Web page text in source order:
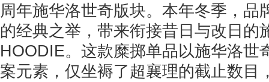
周年施华洛世奇版块。本年冬季，品
的经典之举，带来衔接昔日与改日的
HOODIE。这款糜掷单品以施华洛世
案元素，仅坐褥了超襄理的截止数目